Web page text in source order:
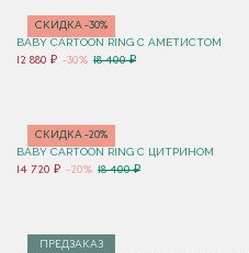
СКИДКА -30%
BABY CARTOON RING С АМЕТИСТОМ
12 880 ₽ -30% 18 400 ₽
СКИДКА -20%
BABY CARTOON RING С ЦИТРИНОМ
14 720 ₽ -20% 18 400 ₽
ПРЕДЗАКАЗ